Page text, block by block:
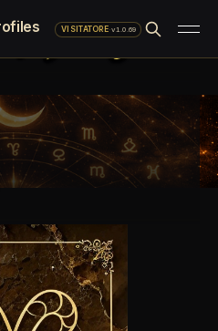
VISITATORE·v1.0.69
del
29 Giugno